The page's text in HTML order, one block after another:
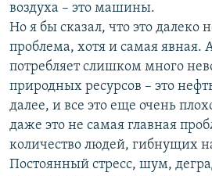
воздуха – это машины.
Но я бы сказал, что это далеко
проблема, хотя и самая явная.
потребляет слишком много
природных ресурсов – это
далее, и все это еще очень
даже это не самая главная
количество людей, гибнущих
Постоянный стресс, шум,